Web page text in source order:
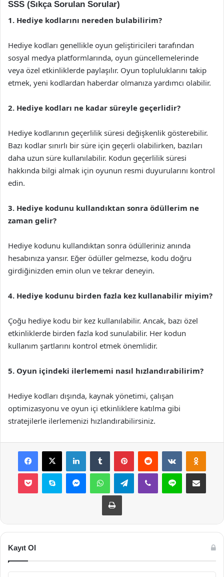
SSS (Sıkça Sorulan Sorular)
1. Hediye kodlarını nereden bulabilirim?
Hediye kodları genellikle oyun geliştiricileri tarafından
sosyal medya platformlarında, oyun güncellemelerinde
veya özel etkinliklerde paylaşılır. Oyun topluluklarını takip
etmek, yeni kodlardan haberdar olmanıza yardımcı olabilir.
2. Hediye kodları ne kadar süreyle geçerlidir?
Hediye kodlarının geçerlilik süresi değişkenlik gösterebilir.
Bazı kodlar sınırlı bir süre için geçerli olabilirken, bazıları
daha uzun süre kullanılabilir. Kodun geçerlilik süresi
hakkında bilgi almak için oyunun resmi duyurularını kontrol
edin.
3. Hediye kodunu kullandıktan sonra ödüllerim ne
zaman gelir?
Hediye kodunu kullandıktan sonra ödülleriniz anında
hesabınıza yansır. Eğer ödüller gelmezse, kodu doğru
girdiğinizden emin olun ve tekrar deneyin.
4. Hediye kodunu birden fazla kez kullanabilir miyim?
Çoğu hediye kodu bir kez kullanılabilir. Ancak, bazı özel
etkinliklerde birden fazla kod sunulabilir. Her kodun
kullanım şartlarını kontrol etmek önemlidir.
5. Oyun içindeki ilerlememi nasıl hızlandırabilirim?
Hediye kodları dışında, kaynak yönetimi, çalışan
optimizasyonu ve oyun içi etkinliklere katılma gibi
stratejilerle ilerlemenizi hızlandırabilirsiniz.
Facebook
X LinkedInTumblr PinterestReddit VKontakte
Pocket Skype MessengerWhatsAppTelegramViber Line E-Posta ile
Yazdır
Kayıt Ol